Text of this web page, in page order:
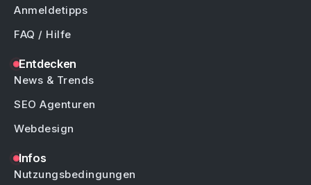
Anmeldetipps
FAQ / Hilfe
Entdecken
News & Trends
SEO Agenturen
Webdesign
Infos
Nutzungsbedingungen